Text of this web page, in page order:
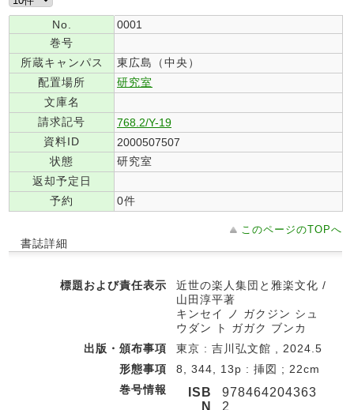
No.
0001
巻号
所蔵キャンパス
東広島（中央）
配置場所
研究室
文庫名
請求記号
768.2/Y-19
資料ID
2000507507
状態
研究室
返却予定日
予約
0件
このページのTOPへ
書誌詳細
標題および責任表示
近世の楽人集団と雅楽文化 /
山田淳平著
キンセイ ノ ガクジン シュ
ウダン ト ガガク ブンカ
出版・頒布事項
東京 : 吉川弘文館 , 2024.5
形態事項
8, 344, 13p : 挿図 ; 22cm
巻号情報
ISB
N
978464204363
2